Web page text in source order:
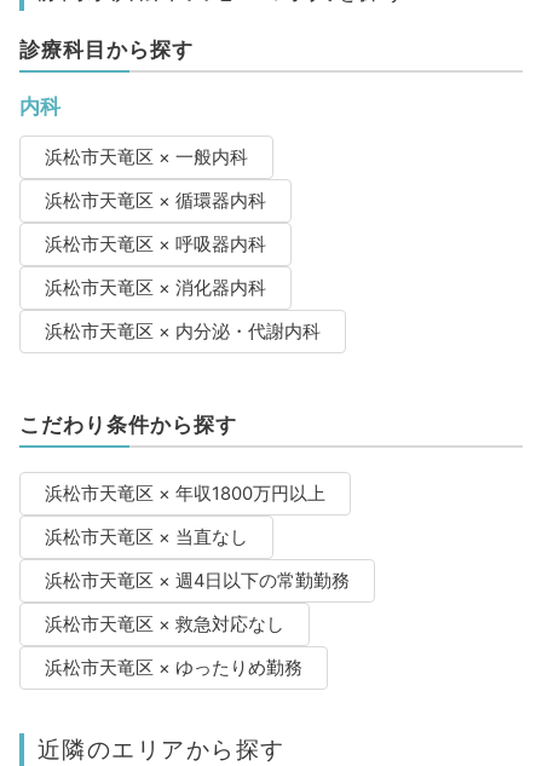
診療科目から探す
内科
浜松市天竜区 × 一般内科
浜松市天竜区 × 循環器内科
浜松市天竜区 × 呼吸器内科
浜松市天竜区 × 消化器内科
浜松市天竜区 × 内分泌・代謝内科
こだわり条件から探す
浜松市天竜区 × 年収1800万円以上
浜松市天竜区 × 当直なし
浜松市天竜区 × 週4日以下の常勤勤務
浜松市天竜区 × 救急対応なし
浜松市天竜区 × ゆったりめ勤務
近隣のエリアから探す